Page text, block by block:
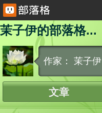
茉子伊的部落格...
作家： 茉子伊
文章